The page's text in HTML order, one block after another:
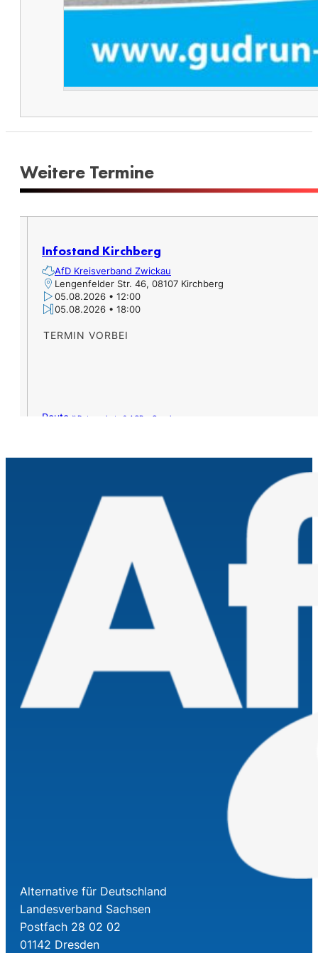
Weitere Termine​
Infostand Kirchberg
AfD Kreisverband Zwickau
Lengenfelder Str. 46, 08107 Kirchberg
05.08.2026 • 12:00
05.08.2026 • 18:00
TERMIN VORBEI
Route »Datenschutz & AGB – Google
Alternative für Deutschland
Landesverband Sachsen
Postfach 28 02 02
01142 Dresden